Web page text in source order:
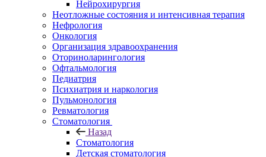
Нейрохирургия
Неотложные состояния и интенсивная терапия
Нефрология
Онкология
Организация здравоохранения
Оториноларингология
Офтальмология
Педиатрия
Психиатрия и наркология
Пульмонология
Ревматология
Стоматология
Назад
Стоматология
Детская стоматология